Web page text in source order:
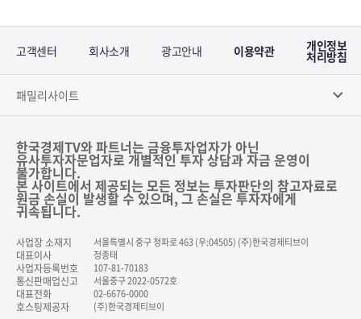
고객센터 회사소개 광고안내 이용약관 개인정보
처리방침
패밀리사이트
한국경제TV와 파트너는 금융투자업자가 아닌
유사투자자문업자로 개별적인 투자 상담과 자금 운영이
불가합니다.
본 사이트에서 제공되는 모든 정보는 투자판단의 참고자료로
원금 손실이 발생할 수 있으며, 그 손실은 투자자에게
귀속됩니다.
사업장 소재지 서울특별시 중구 청파로 463 (우:04505) (주)한국경제티브이
대표이사 정종태
사업자등록번호 107-81-70183
통신판매업신고 서울중구 2022-0572호
대표전화 02-6676-0000
호스팅제공자 (주)한국경제티브이